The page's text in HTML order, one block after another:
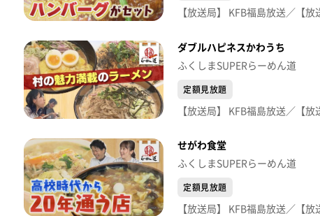
ダブルハピネスかわうち
ふくしまSUPERらーめん道
定額見放題
せがわ食堂
ふくしまSUPERらーめん道
定額見放題